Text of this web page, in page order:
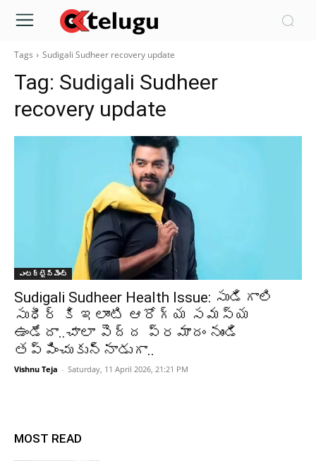
Tags Sudigali Sudheer recovery update
Tag: Sudigali Sudheer
recovery update
ఎంటర్టైన్మెంట్
Sudigali Sudheer Health Issue: సుడిగాలి
సుధీర్ కి ఇలాంటి ఆరోగ్య సమస్య
ఉండేదా..చాలా పెద్ద ప్రమాదం నుండి
తప్పించుకున్నాడుగా..
Vishnu Teja - Saturday, 11 April 2026, 21:21 PM
MOST READ